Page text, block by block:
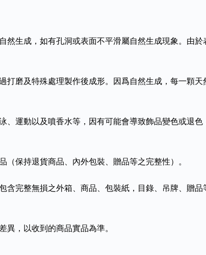
然生成，如有孔洞或表面不平滑屬自然生成現象。由
打磨及特殊處理製作後成形。因爲自然生成，每一顆
、運動以及噴香水等，因有可能會導致飾品變色或退
保持退貨商品、內外包裝、贈品等之完整性）。
含完整無損之外箱、商品、包裝紙，目錄、吊牌、贈
，以收到的商品實品為準。